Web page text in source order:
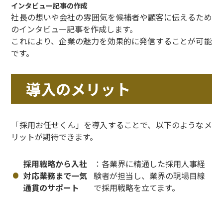
インタビュー記事の作成
社長の想いや会社の雰囲気を候補者や顧客に伝えるため
のインタビュー記事を作成します。
これにより、企業の魅力を効果的に発信することが可能
です。
導入のメリット
「採用お任せくん」を導入することで、以下のようなメ
リットが期待できます。
採用戦略から入社
対応業務まで一気
通貫のサポート
：各業界に精通した採用人事経
験者が担当し、業界の現場目線
で採用戦略を立てます。